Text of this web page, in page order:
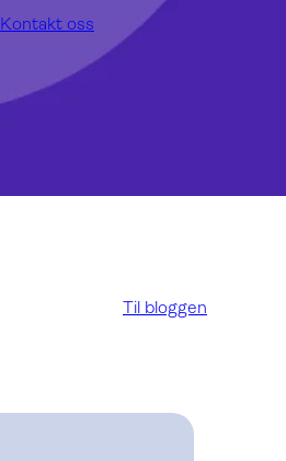
Kontakt oss
Til bloggen